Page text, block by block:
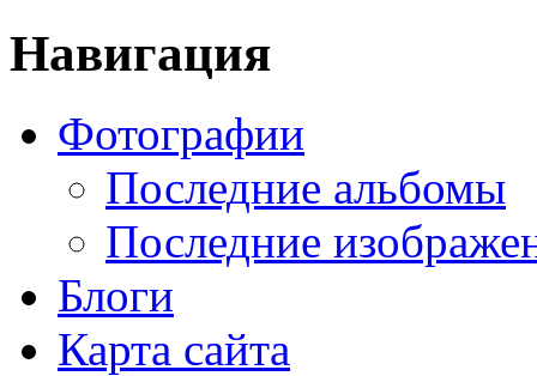
Навигация
Фотографии
Последние альбомы
Последние
Блоги
Карта сайта